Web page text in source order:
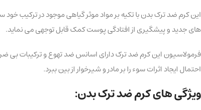
این کرم ضد ترک بدن با تکیه بر مواد موثر گیاهی موجود در ترکیب
های جدید و پیشگیری از افتادگی پوست کمک قابل توجهی می نماید.
فرمولاسیون این کرم ضد ترک دارای اسانس ضد تهوع و ترکیبات بی
احتمال ایجاد اثرات سوء را بر مادر و شیرخوار از بین ببرد.
ویژگی های کرم ضد ترک بدن: